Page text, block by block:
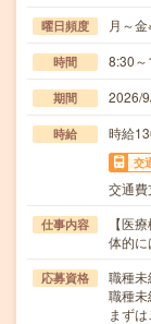
曜日頻度 月～金
時間 8:30
期間 2026/
時給 時給
交
交通費
仕事内容
【医
体的
応募資格
職種未
職種未
まず